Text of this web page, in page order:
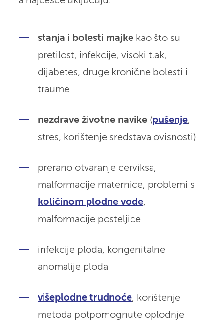
stanja i bolesti majkekao što su
pretilost, infekcije, visoki tlak,
dijabetes, druge kronične bolesti i
traume
nezdrave životne navike(pušenje,
stres, korištenje sredstava ovisnosti)
prerano otvaranje cerviksa,
malformacije maternice, problemi s
količinom plodne vode,
malformacije posteljice
infekcije ploda, kongenitalne
anomalije ploda
višeplodne trudnoće, korištenje
metoda potpomognute oplodnje